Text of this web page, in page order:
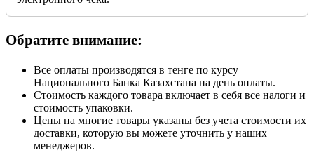
Обратите внимание:
Все оплаты производятся в тенге по курсу
Национального Банка Казахстана на день оплаты.
Стоимость каждого товара включает в себя все налоги и
стоимость упаковки.
Цены на многие товары указаны без учета стоимости их
доставки, которую вы можете уточнить у наших
менеджеров.